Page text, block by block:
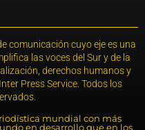
comunicación cuyo eje es una
las voces del Sur y de la
derechos humanos y
Press Service. Todos los
mundial con más
en desarrollo que en los